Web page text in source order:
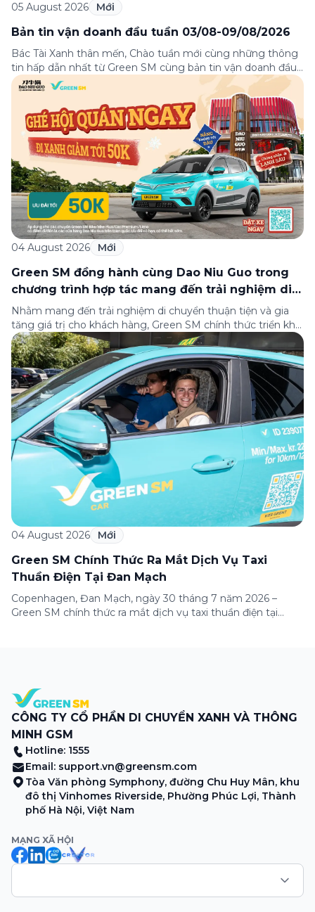
05 August 2026 Mới
Bản tin vận doanh đầu tuần 03/08-09/08/2026
Bác Tài Xanh thân mến, Chào tuần mới cùng những thông
tin hấp dẫn nhất từ Green SM cùng bản tin vận doanh đầu
tuần 03-09/08! Từ câu chuyện đầy cảm hứng “Hành trình
toàn cầu của Green SM”, hướng dẫn phân luồng di chuyển
tại sân bay Nội Bài tới những hướng dẫn chi […]
04 August 2026 Mới
Green SM đồng hành cùng Dao Niu Guo trong
chương trình hợp tác mang đến trải nghiệm di
chuyển thuận tiện cho khách hàng
Nhằm mang đến trải nghiệm di chuyển thuận tiện và gia
tăng giá trị cho khách hàng, Green SM chính thức triển khai
chương trình hợp tác cùng hệ thống nhà hàng Dao Niu
Guo – Lẩu bò tươi Triều Châu trên toàn quốc. Theo đó,
khách hàng sử dụng các dịch vụ của Green […]
04 August 2026 Mới
Green SM Chính Thức Ra Mắt Dịch Vụ Taxi
Thuần Điện Tại Đan Mạch
Copenhagen, Đan Mạch, ngày 30 tháng 7 năm 2026 –
Green SM chính thức ra mắt dịch vụ taxi thuần điện tại
CÔNG TY CỔ PHẦN DI CHUYỂN XANH VÀ THÔNG
MINH GSM
Hotline: 1555
Email: support.vn@greensm.com
Tòa Văn phòng Symphony, đường Chu Huy Mân, khu
đô thị Vinhomes Riverside, Phường Phúc Lợi, Thành
phố Hà Nội, Việt Nam
MẠNG XÃ HỘI